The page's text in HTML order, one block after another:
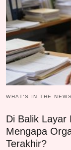
WHAT‘S IN THE NEWS
Di Balik Layar
Mengapa
Terakhir?